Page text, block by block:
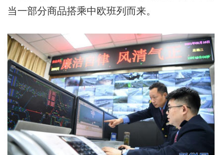
当一部分商品搭乘中欧班列而来。